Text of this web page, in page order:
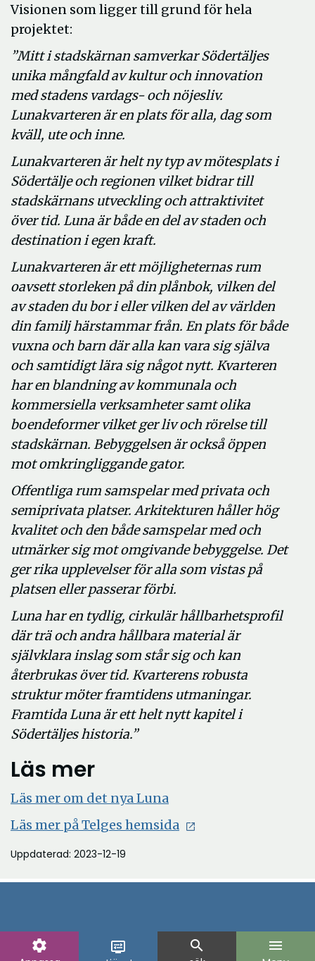
settings display_settings search menu
Visionen som ligger till grund för hela
projektet:
”Mitt i stadskärnan samverkar Södertäljes
unika mångfald av kultur och innovation
med stadens vardags- och nöjesliv.
Lunakvarteren är en plats för alla, dag som
kväll, ute och inne.
Lunakvarteren är helt ny typ av mötesplats i
Södertälje och regionen vilket bidrar till
stadskärnans utveckling och attraktivitet
över tid. Luna är både en del av staden och
destination i egen kraft.
Lunakvarteren är ett möjligheternas rum
oavsett storleken på din plånbok, vilken del
av staden du bor i eller vilken del av världen
din familj härstammar från. En plats för både
vuxna och barn där alla kan vara sig själva
och samtidigt lära sig något nytt. Kvarteren
har en blandning av kommunala och
kommersiella verksamheter samt olika
boendeformer vilket ger liv och rörelse till
stadskärnan. Bebyggelsen är också öppen
mot omkringliggande gator.
Offentliga rum samspelar med privata och
semiprivata platser. Arkitekturen håller hög
kvalitet och den både samspelar med och
utmärker sig mot omgivande bebyggelse. Det
ger rika upplevelser för alla som vistas på
platsen eller passerar förbi.
Luna har en tydlig, cirkulär hållbarhetsprofil
där trä och andra hållbara material är
självklara inslag som står sig och kan
återbrukas över tid. Kvarterens robusta
struktur möter framtidens utmaningar.
Framtida Luna är ett helt nytt kapitel i
Södertäljes historia.”
Läs mer
Läs mer om det nya Luna
Läs mer på Telges hemsida Öppna
fönster
Uppdaterad: 2023-12-19